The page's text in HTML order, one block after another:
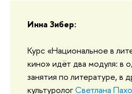
Инна Зибер:
Курс «Национальное в
кино» идёт два модуля: в
занятия по литературе, в
культурологСветлана